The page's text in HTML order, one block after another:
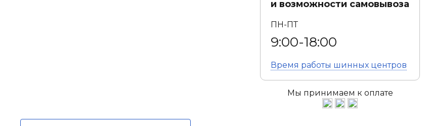
и возможности самовывоза
ПН-ПТ
9:00-18:00
Время работы шинных центров
Мы принимаем к оплате